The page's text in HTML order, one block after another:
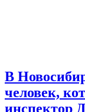
В
человек,
инспектор